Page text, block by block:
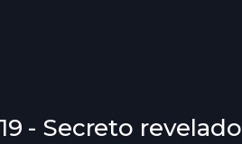
- Secreto revelado